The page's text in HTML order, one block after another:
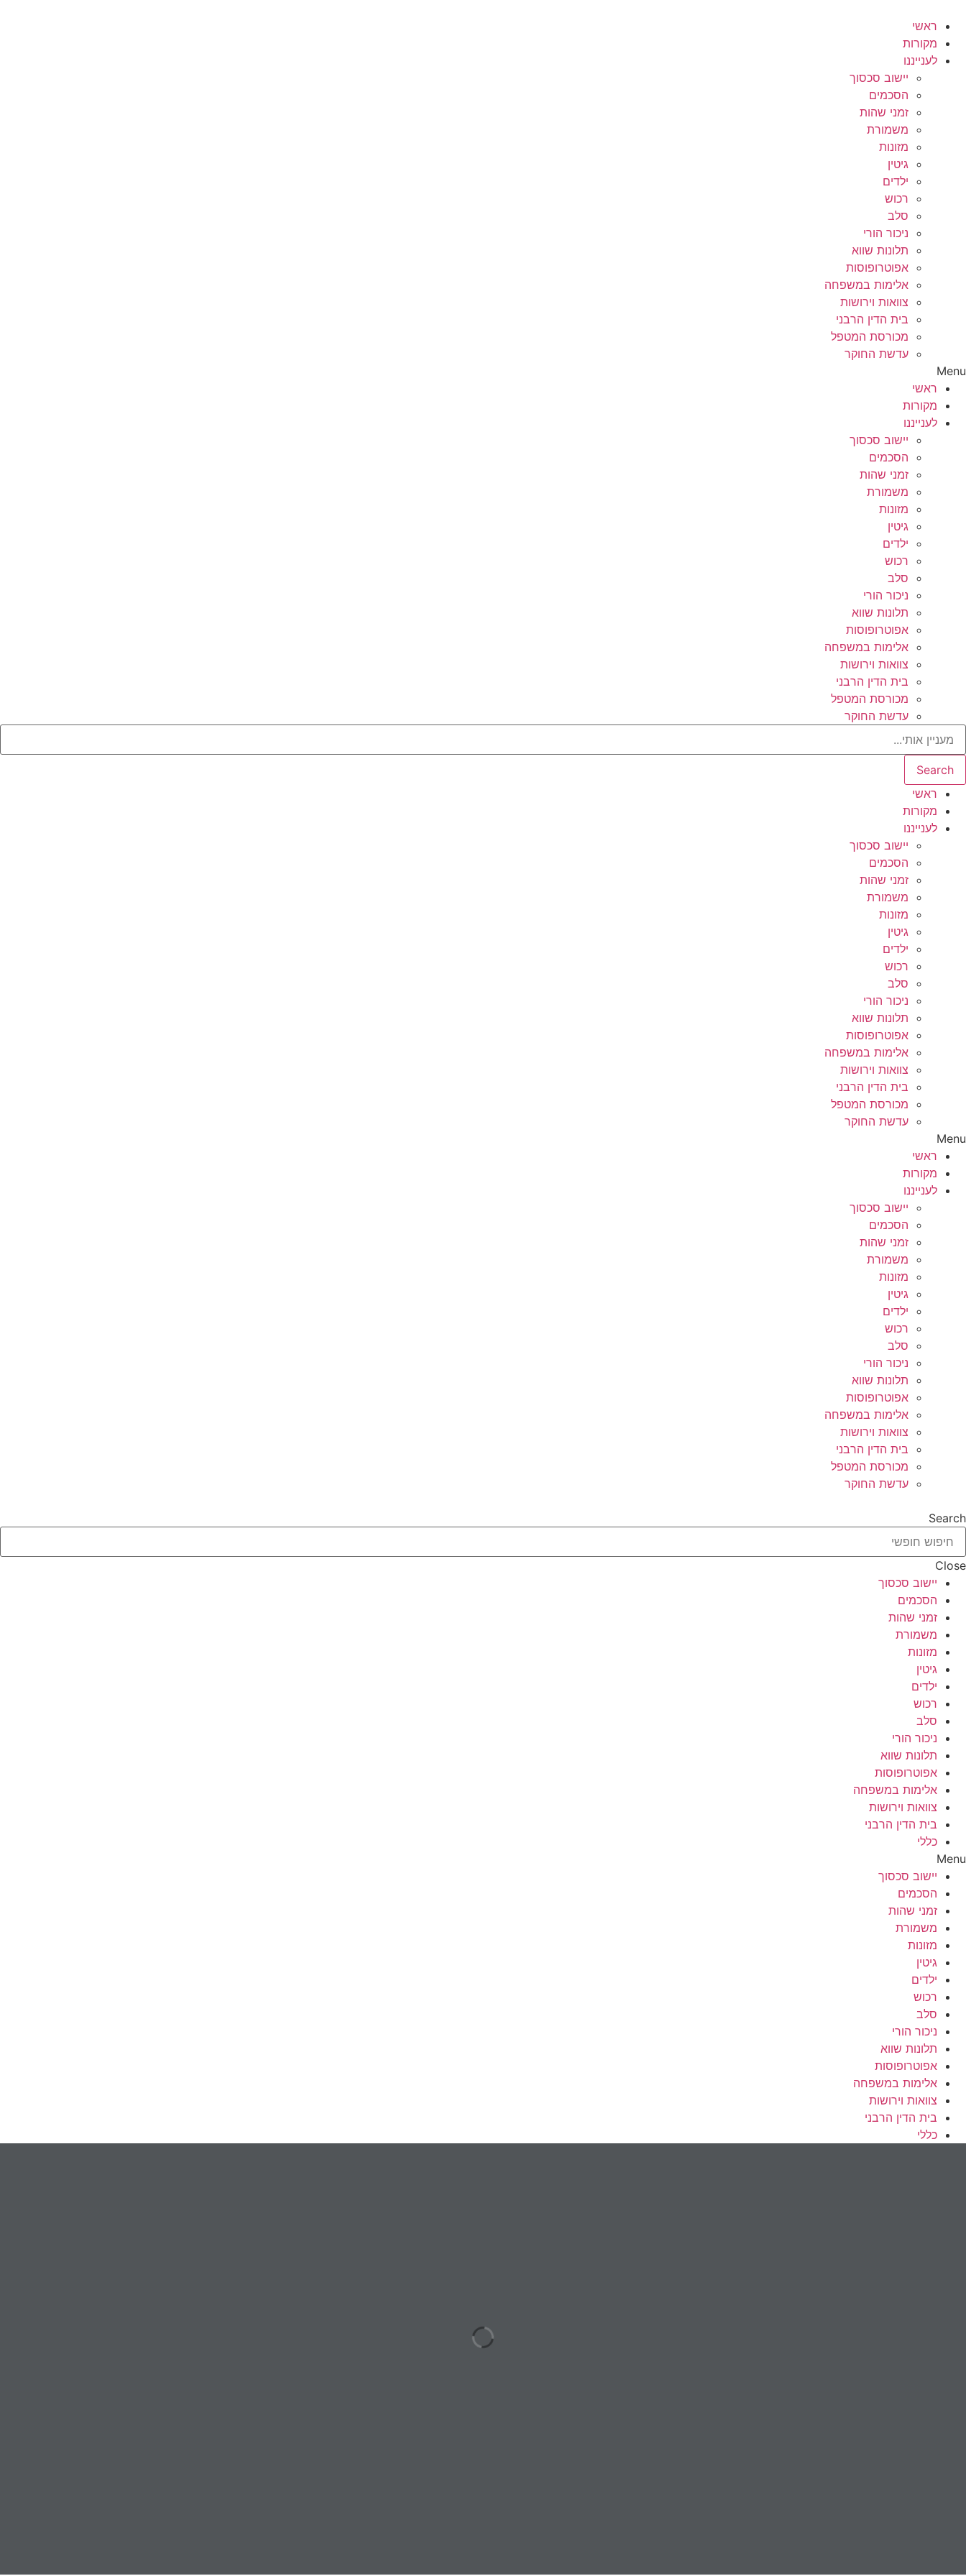
לתוכן
ראשי
מקורות
לענייננו
יישוב סכסוך
הסכמים
זמני שהות
משמורת
מזונות
גיטין
ילדים
רכוש
סלב
ניכור הורי
תלונות שווא
אפוטרופוסות
אלימות במשפחה
צוואות וירושות
בית הדין הרבני
מכורסת המטפל
עדשת החוקר
Menu
ראשי
מקורות
לענייננו
יישוב סכסוך
הסכמים
זמני שהות
משמורת
מזונות
גיטין
ילדים
רכוש
סלב
ניכור הורי
תלונות שווא
אפוטרופוסות
אלימות במשפחה
צוואות וירושות
בית הדין הרבני
מכורסת המטפל
עדשת החוקר
Search
ראשי
מקורות
לענייננו
יישוב סכסוך
הסכמים
זמני שהות
משמורת
מזונות
גיטין
ילדים
רכוש
סלב
ניכור הורי
תלונות שווא
אפוטרופוסות
אלימות במשפחה
צוואות וירושות
בית הדין הרבני
מכורסת המטפל
עדשת החוקר
Menu
ראשי
מקורות
לענייננו
יישוב סכסוך
הסכמים
זמני שהות
משמורת
מזונות
גיטין
ילדים
רכוש
סלב
ניכור הורי
תלונות שווא
אפוטרופוסות
אלימות במשפחה
צוואות וירושות
בית הדין הרבני
מכורסת המטפל
עדשת החוקר
Search
Close
יישוב סכסוך
הסכמים
זמני שהות
משמורת
מזונות
גיטין
ילדים
רכוש
סלב
ניכור הורי
תלונות שווא
אפוטרופוסות
אלימות במשפחה
צוואות וירושות
בית הדין הרבני
כללי
Menu
יישוב סכסוך
הסכמים
זמני שהות
משמורת
מזונות
גיטין
ילדים
רכוש
סלב
ניכור הורי
תלונות שווא
אפוטרופוסות
אלימות במשפחה
צוואות וירושות
בית הדין הרבני
כללי